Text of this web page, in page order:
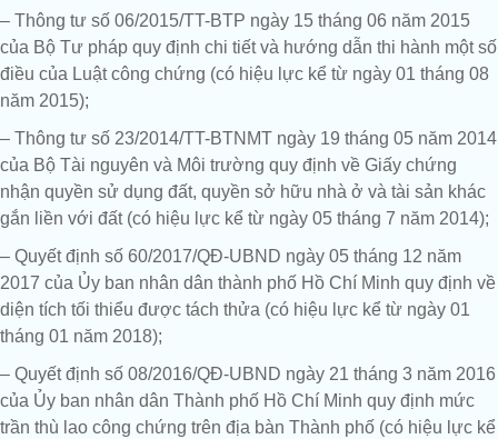
– Thông tư số 06/2015/TT-BTP ngày 15 tháng 06 năm 2015
của Bộ Tư pháp quy định chi tiết và hướng dẫn thi hành một số
điều của Luật công chứng (có hiệu lực kể từ ngày 01 tháng 08
năm 2015);
– Thông tư số 23/2014/TT-BTNMT ngày 19 tháng 05 năm 2014
của Bộ Tài nguyên và Môi trường quy định về Giấy chứng
nhận quyền sử dụng đất, quyền sở hữu nhà ở và tài sản khác
gắn liền với đất (có hiệu lực kể từ ngày 05 tháng 7 năm 2014);
– Quyết định số 60/2017/QĐ-UBND ngày 05 tháng 12 năm
2017 của Ủy ban nhân dân thành phố Hồ Chí Minh quy định về
diện tích tối thiểu được tách thửa (có hiệu lực kể từ ngày 01
tháng 01 năm 2018);
– Quyết định số 08/2016/QĐ-UBND ngày 21 tháng 3 năm 2016
của Ủy ban nhân dân Thành phố Hồ Chí Minh quy định mức
trần thù lao công chứng trên địa bàn Thành phố (có hiệu lực kể